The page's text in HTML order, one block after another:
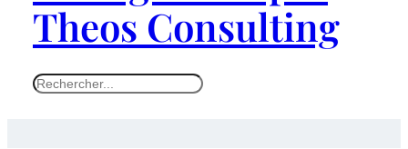
Theos Consulting
S